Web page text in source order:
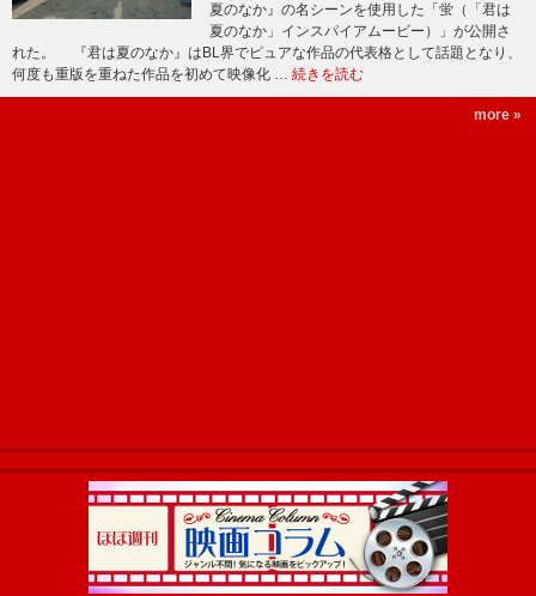
夏のなか』の名シーンを使用した「蛍（「君は
夏のなか」インスパイアムービー）」が公開さ
れた。 『君は夏のなか』はBL界でピュアな作品の代表格として話題となり、
何度も重版を重ねた作品を初めて映像化 … 続きを読む
more »